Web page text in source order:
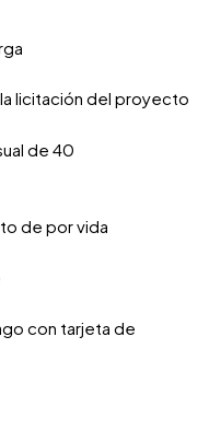
licitación del proyecto
de 40
de por vida
con tarjeta de